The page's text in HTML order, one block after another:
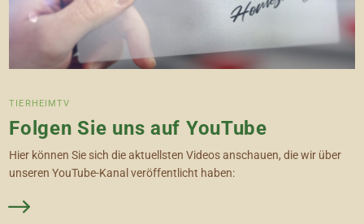
TIERHEIMTV
Folgen Sie uns auf YouTube
Hier können Sie sich die aktuellsten Videos anschauen, die wir über
unseren YouTube-Kanal veröffentlicht haben: